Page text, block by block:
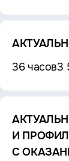
36 часов3
И
С